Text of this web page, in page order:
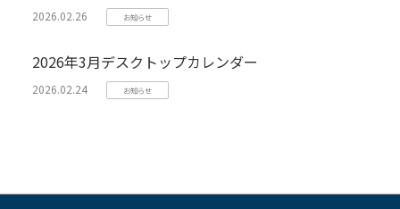
2026.02.26 お知らせ
2026年3月デスクトップカレンダー
2026.02.24 お知らせ